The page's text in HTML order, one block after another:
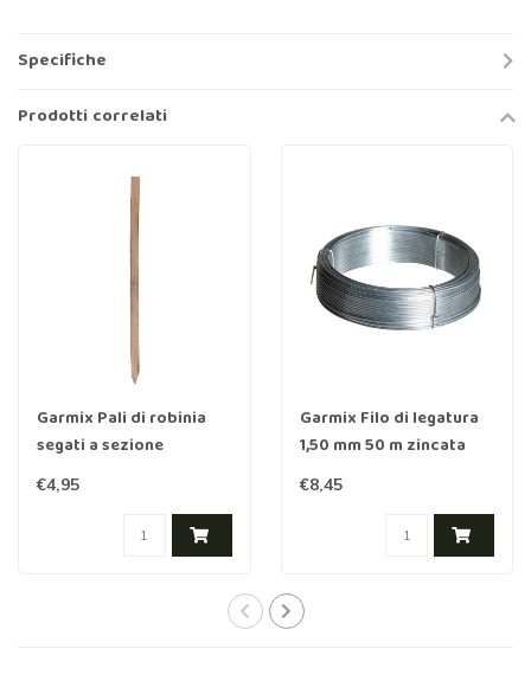
Specifiche
Prodotti correlati
Garmix Pali di robinia
segati a sezione
quadrata 5 cm 120 cm
€4,95
Garmix Filo di legatura
1,50 mm 50 m zincata
€8,45